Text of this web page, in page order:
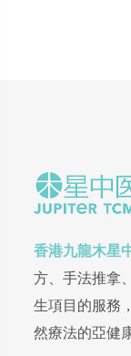
香港九龍木星
方、手法推拿
生項目的服務
然療法的亞健